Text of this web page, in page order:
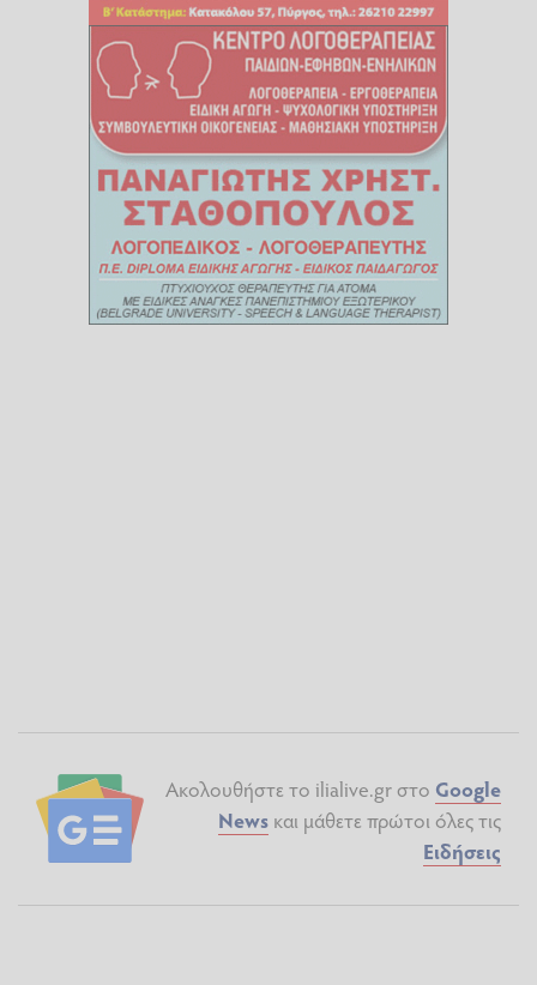
Ακολουθήστε το ilialive.gr στο Google
News και μάθετε πρώτοι όλες τις
Ειδήσεις